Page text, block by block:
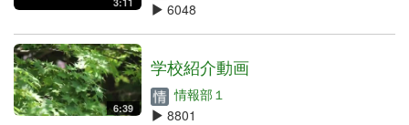
6048
6:39
学校紹介動画
情報部１
8801